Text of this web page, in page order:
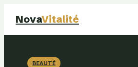
NovaVitalité
SantéBEAUTÉ